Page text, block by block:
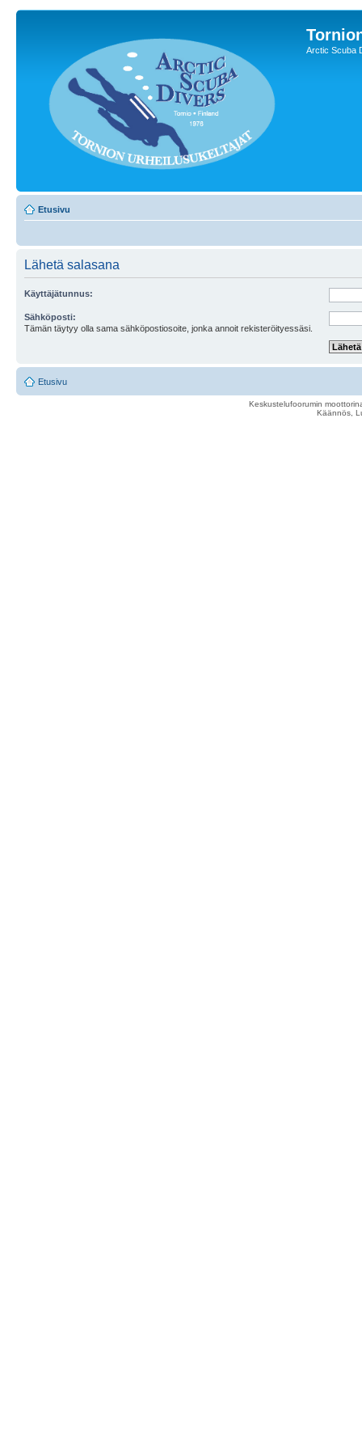
Arctic Scuba
Etusivu
Lähetä salasana
Käyttäjätunnus:
Sähköposti:
Tämän täytyy olla sama sähköpostiosoite, jonka annoit rekisteröityessäsi.
Etusivu
Keskustelufoorumin
Käännös,